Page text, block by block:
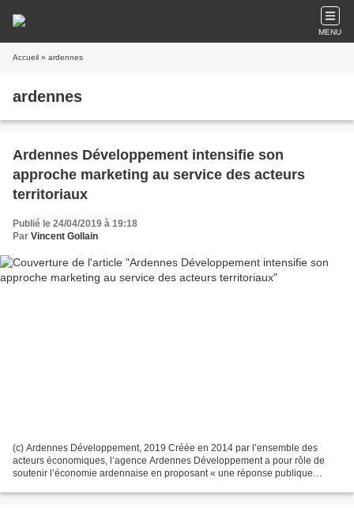
MENU
Accueil » ardennes
ardennes
Ardennes Développement intensifie son
approche marketing au service des acteurs
territoriaux
Publié le 24/04/2019 à 19:18
Par Vincent Gollain
(c) Ardennes Développement, 2019 Créée en 2014 par l’ensemble des
acteurs économiques, l’agence Ardennes Développement a pour rôle de
soutenir l’économie ardennaise en proposant « une réponse publique